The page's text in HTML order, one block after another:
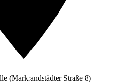
(Markrandstädter Straße 8)